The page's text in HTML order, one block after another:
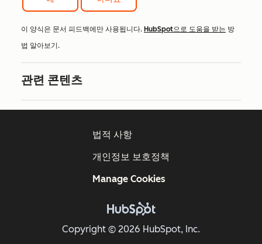
이 양식은 문서 피드백에만 사용됩니다. HubSpot으로 도움을 받는 방
법 알아보기.
관련 콘텐츠
Copyright © 2026 HubSpot, Inc.
법적 사항
개인정보 보호정책
Manage Cookies